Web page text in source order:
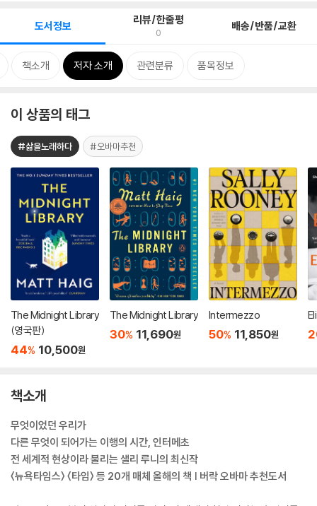
도서정보 리뷰/한줄평
0 배송/반품/교환
책소개 저자 소개 관련분류 품목정보
이 상품의 태그
#삶을노래하다 #오바마추천
The Midnight Library
(영국판)
44% 10,500원
The Midnight Library
30% 11,690원
Intermezzo
50% 11,850원
책소개
무엇이었던 우리가
다른 무엇이 되어가는 이행의 시간, 인터메초
전 세계적 현상이라 불리는 샐리 루니의 최신작
〈뉴욕타임스〉 〈타임〉 등 20개 매체 올해의 책 | 버락 오바마 추천도서